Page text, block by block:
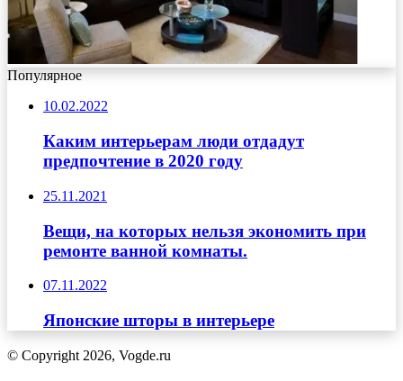
Популярное
10.02.2022
Каким интерьерам люди отдадут
предпочтение в 2020 году
25.11.2021
Вещи, на которых нельзя экономить при
ремонте ванной комнаты.
07.11.2022
Японские шторы в интерьере
© Copyright 2026, Vogde.ru